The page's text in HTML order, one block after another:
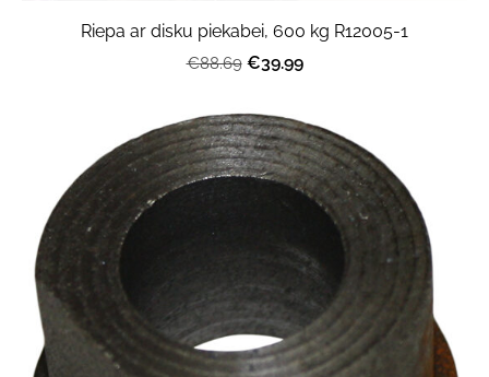
Riepa ar disku piekabei, 600 kg R12005-1
€88.69 €39.99